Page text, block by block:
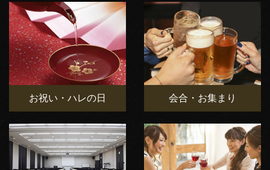
お祝い・ハレの日 会合・お集まり